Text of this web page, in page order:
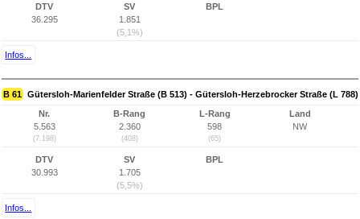
DTV
36.295
SV
1.851
(5,1%)
BPL
Infos...
B 61 Gütersloh-Marienfelder Straße (B 513) - Gütersloh-Herzebrocker Straße (L 788)
Nr.
5.563
(7.198)
B-Rang
2.360
(408)
L-Rang
598
(65)
Land
NW
DTV
30.993
SV
1.705
(5,5%)
BPL
Infos...